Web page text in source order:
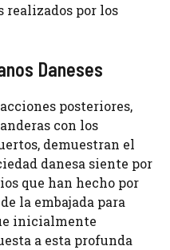
realizados por los
Daneses
posteriores,
con los
demuestran el
danesa siente por
que han hecho por
la embajada para
inicialmente
a esta profunda